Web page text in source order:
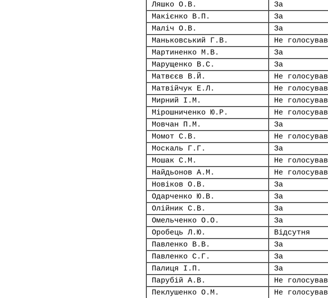
Ляшко О.В.
За
Макієнко В.П.
За
Маліч О.В.
За
Маньковський Г.В.
Не голосував
Мартиненко М.В.
За
Марущенко В.С.
За
Матвєєв В.Й.
Не голосував
Матвійчук Е.Л.
Не голосував
Мирний І.М.
Не голосував
Мірошниченко Ю.Р.
Не голосував
Мовчан П.М.
За
Момот С.В.
Не голосував
Москаль Г.Г.
За
Мошак С.М.
Не голосував
Найдьонов А.М.
Не голосував
Новіков О.В.
За
Одарченко Ю.В.
За
Олійник С.В.
За
Омельченко О.О.
За
Оробець Л.Ю.
Відсутня
Павленко В.В.
За
Павленко С.Г.
За
Палиця І.П.
За
Парубій А.В.
Не голосував
Пеклушенко О.М.
Не голосував